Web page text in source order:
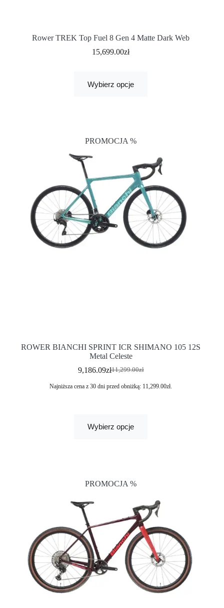
Rower TREK Top Fuel 8 Gen 4 Matte Dark Web
15,699.00zł
Wybierz opcje
PROMOCJA %
ROWER BIANCHI SPRINT ICR SHIMANO 105 12S
Metal Celeste
11,299.00zł
9,186.09zł
Najniższa cena z 30 dni przed obniżką: 11,299.00zł.
Wybierz opcje
PROMOCJA %